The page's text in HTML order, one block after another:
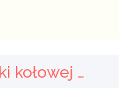
Operator koparki kołowej k/m